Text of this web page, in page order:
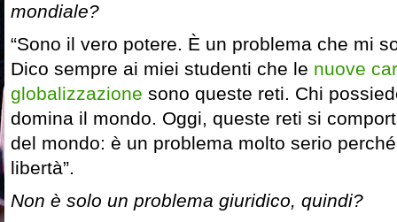
mondiale?
“Sono il vero potere. È un problema che mi
Dico sempre ai miei studenti che le nuove
globalizzazione sono queste reti. Chi
domina il mondo. Oggi, queste reti si
del mondo: è un problema molto serio
libertà”.
Non è solo un problema giuridico, quindi?